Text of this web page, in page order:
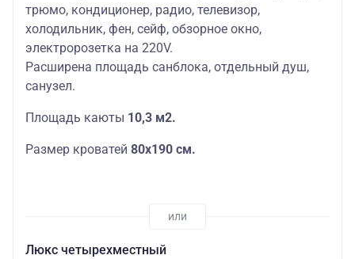
трюмо, кондиционер, радио, телевизор,
холодильник, фен, сейф, обзорное окно,
электророзетка на 220V.
Расширена площадь санблока, отдельный душ,
санузел.
Площадь каюты 10,3 м2.
Размер кроватей 80х190 см.
Люкс четырехместный